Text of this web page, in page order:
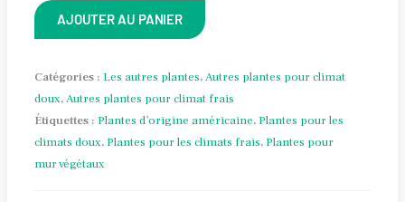
de
Fuchsia
'Grimpant'
AJOUTER AU PANIER
Catégories : Les autres plantes,Autres plantes pour climat
doux,Autres plantes pour climat frais
Étiquettes : Plantes d’origine américaine, Plantes pour les
climats doux, Plantes pour les climats frais, Plantes pour
mur végétaux